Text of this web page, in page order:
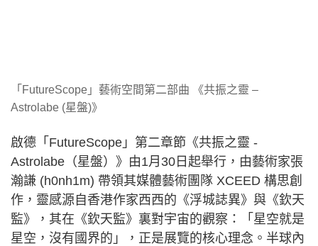
「FutureScope」藝術空間第二部曲 《共振之靈 –
Astrolabe (星盤)》
啟德「FutureScope」第二章節《共振之靈 -
Astrolabe（星盤）》由1月30日起舉行，由藝術家張
瀚謙 (h0nh1m) 帶領其媒體藝術團隊 XCEED 構思創
作，靈感源自香港作家西西的《浮城誌異》與《欽天
監》，其在《欽天監》裏對宇宙的觀察：「星空就是
星空，沒有國界的」，正是展覽的核心理念。半球內